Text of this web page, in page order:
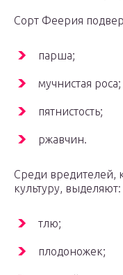
Сорт Феерия
парша;
мучнистая роса;
пятнистость;
ржавчин.
Среди вредителей,
культуру, выделяют:
тлю;
плодоножек;